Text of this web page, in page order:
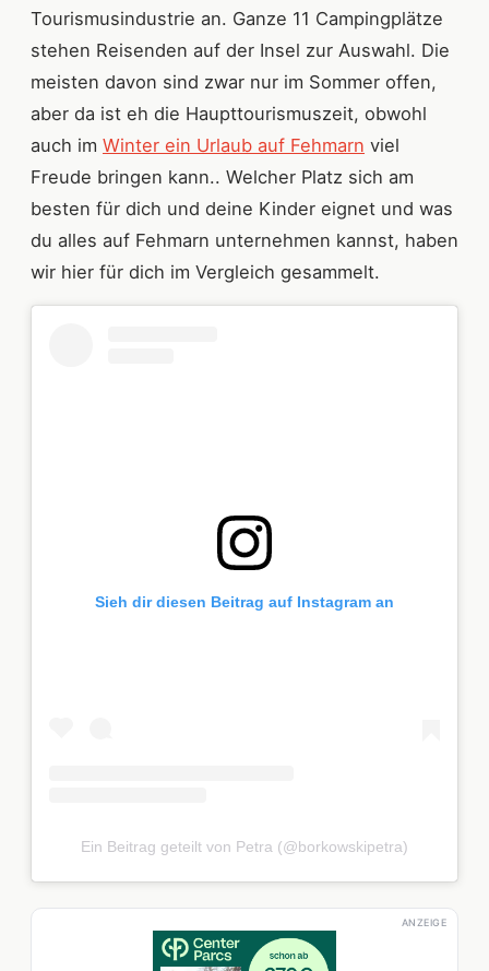
Tourismusindustrie an. Ganze 11 Campingplätze
stehen Reisenden auf der Insel zur Auswahl. Die
meisten davon sind zwar nur im Sommer offen,
aber da ist eh die Haupttourismuszeit, obwohl
auch im Winter ein Urlaub auf Fehmarn viel
Freude bringen kann.. Welcher Platz sich am
besten für dich und deine Kinder eignet und was
du alles auf Fehmarn unternehmen kannst, haben
wir hier für dich im Vergleich gesammelt.
Sieh dir diesen Beitrag auf Instagram an
Ein Beitrag geteilt von Petra (@borkowskipetra)
ANZEIGE